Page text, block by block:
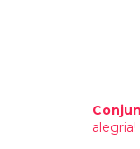
alegria!